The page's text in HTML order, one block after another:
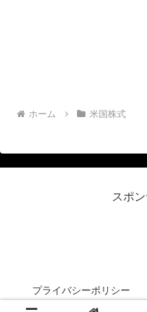
ホーム 米国株式
スポ
プライバシーポリシー